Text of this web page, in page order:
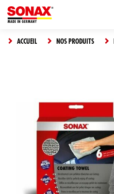
ACCUEIL NOS PRODUITS